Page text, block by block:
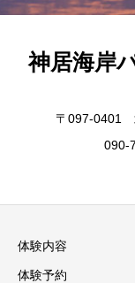
神居海岸
〒097-0401
090-
体験内容
体験予約